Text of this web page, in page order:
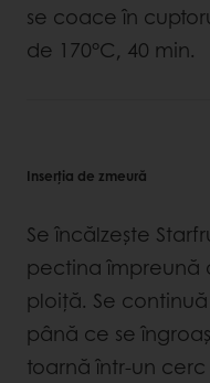
se coace în
de 170°C, 40 min.
Inserția de zmeură
Se încălzeşte
pectina împreună
ploiţă. Se
până ce se
toarnă într-un